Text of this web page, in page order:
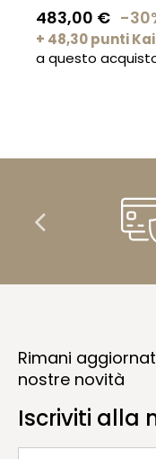
483,00 € -
+ 48,30 punti
a questo
Rimani
nostre novità
Iscriviti alla